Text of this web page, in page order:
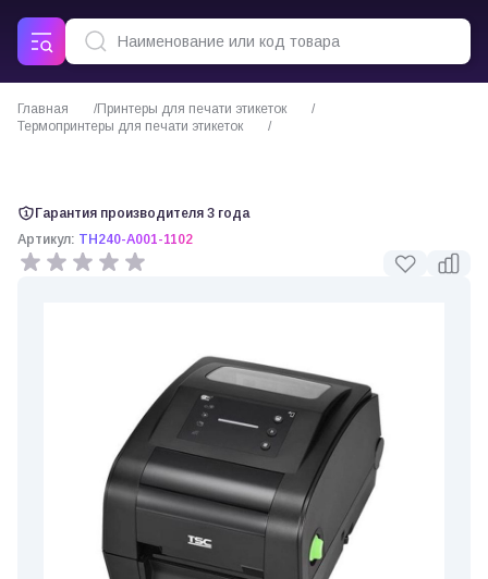
Главная
Принтеры для печати этикеток
Термопринтеры для печати этикеток
Гарантия производителя 3 года
Артикул: TH240-A001-1102